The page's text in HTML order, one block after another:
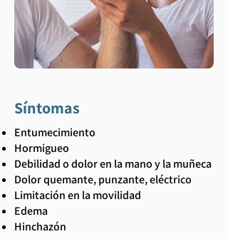
Síntomas
Entumecimiento
Hormigueo
Debilidad o dolor en la mano y la muñeca
Dolor quemante, punzante, eléctrico
Limitación en la movilidad
Edema
Hinchazón